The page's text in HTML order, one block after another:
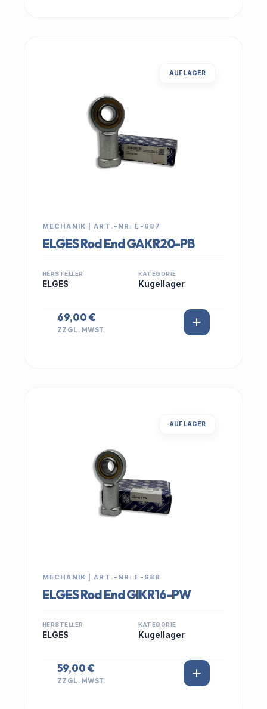
AUF LAGER
MECHANIK | ART.-NR: E-687
ELGES Rod End GAKR20-PB
HERSTELLER
ELGES
KATEGORIE
Kugellager
69,00 €
ZZGL. MWST.
AUF LAGER
MECHANIK | ART.-NR: E-688
ELGES Rod End GIKR16-PW
HERSTELLER
ELGES
KATEGORIE
Kugellager
59,00 €
ZZGL. MWST.